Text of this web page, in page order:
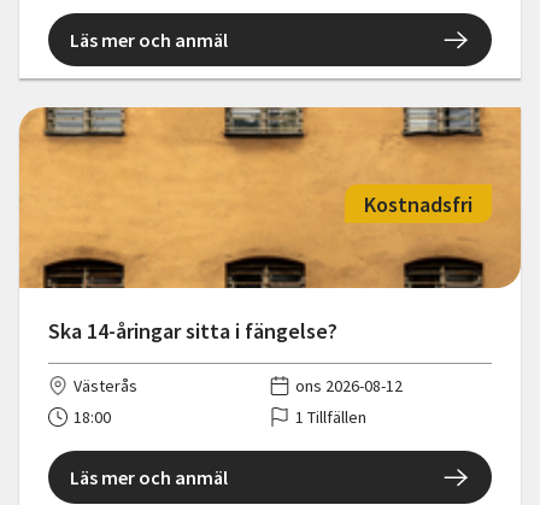
Läs mer och anmäl
Ska 14-åringar sitta i fängelse?
Kostnadsfri
Västerås
ons 2026-08-12
18:00
1 Tillfällen
Läs mer och anmäl